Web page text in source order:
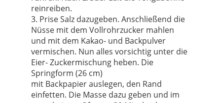
reinreiben.
3. Prise Salz dazugeben. Anschließend die
Nüsse mit dem Vollrohrzucker mahlen
und mit dem Kakao- und Backpulver
vermischen. Nun alles vorsichtig unter die
Eier- Zuckermischung heben. Die
Springform (26 cm)
mit Backpapier auslegen, den Rand
einfetten. Die Masse dazu geben und im